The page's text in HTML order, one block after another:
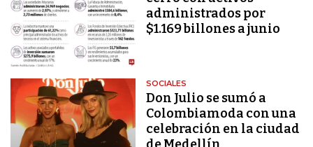
administrados por
$1.169 billones a junio
SOCIALES
Don Julio se sumó a
Colombiamoda con una
celebración en la ciudad